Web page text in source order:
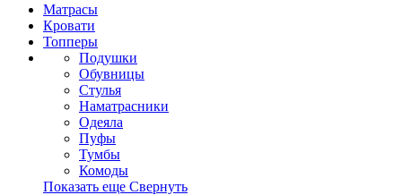
Матрасы
Кровати
Топперы
Подушки
Обувницы
Стулья
Наматрасники
Одеяла
Пуфы
Тумбы
Комоды
Показать еще Свернуть